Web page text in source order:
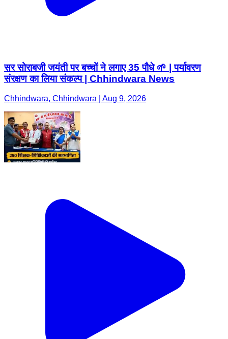
सर सोराबजी जयंती पर बच्चों ने लगाए 35 पौधे 🌱 | पर्यावरण
संरक्षण का लिया संकल्प | Chhindwara News
Chhindwara, Chhindwara | Aug 9, 2026